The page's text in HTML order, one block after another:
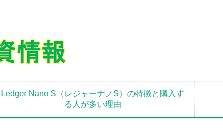
Ledger Nano S（レジャーナノS）の特徴と購入す
る人が多い理由